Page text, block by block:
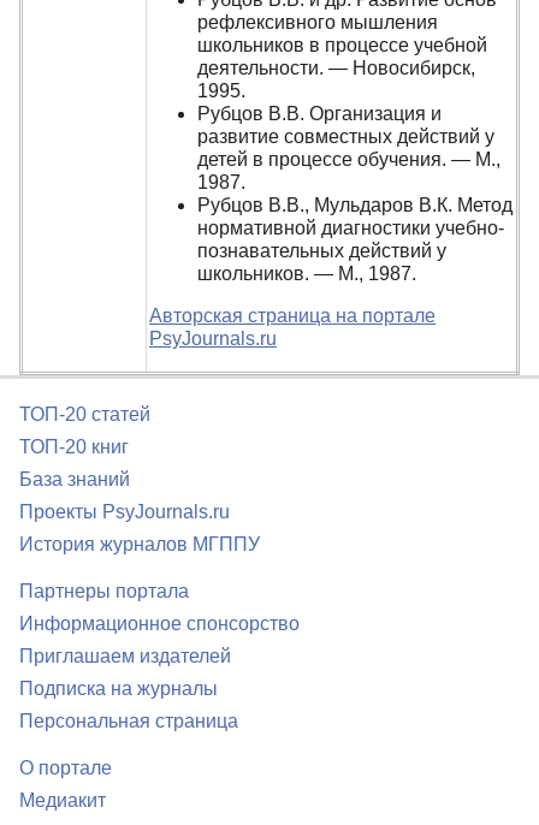
рефлексивного мышления
школьников в процессе учебной
деятельности. — Новосибирск,
1995.
Рубцов В.В. Организация и
развитие совместных действий у
детей в процессе обучения. — М.,
1987.
Рубцов В.В., Мульдаров В.К. Метод
нормативной диагностики учебно-
познавательных действий у
школьников. — М., 1987.
Авторская страница на портале
PsyJournals.ru
ТОП-20 статей
ТОП-20 книг
База знаний
Проекты PsyJournals.ru
История журналов МГППУ
Партнеры портала
Информационное спонсорство
Приглашаем издателей
Подписка на журналы
Персональная страница
О портале
Медиакит